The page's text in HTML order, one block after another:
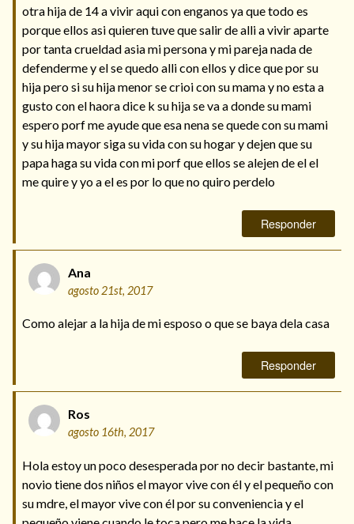
otra hija de 14 a vivir aqui con enganos ya que todo es
porque ellos asi quieren tuve que salir de alli a vivir aparte
por tanta crueldad asia mi persona y mi pareja nada de
defenderme y el se quedo alli con ellos y dice que por su
hija pero si su hija menor se crioi con su mama y no esta a
gusto con el haora dice k su hija se va a donde su mami
espero porf me ayude que esa nena se quede con su mami
y su hija mayor siga su vida con su hogar y dejen que su
papa haga su vida con mi porf que ellos se alejen de el el
me quire y yo a el es por lo que no quiro perdelo
Responder
Ana
agosto 21st, 2017
Como alejar a la hija de mi esposo o que se baya dela casa
Responder
Ros
agosto 16th, 2017
Hola estoy un poco desesperada por no decir bastante, mi
novio tiene dos niños el mayor vive con él y el pequeño con
su mdre, el mayor vive con él por su conveniencia y el